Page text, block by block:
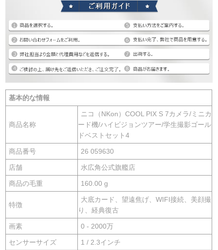
基本的な情報
商品名称
ニコ（NKon）COOL PIX S 7カメラ/ミニカ
ード機/ハイビジョンツアー/学生撮影ゴール
ドベストセット4
商品番号 26 059630
店舗 水広角公式旗艦店
商品の毛重 160.00 g
特徴
大底カード、望遠焦げ、WIFI接続、美顔撮
り、経典復古
画素 0 - 2000万
センサーサイズ 1 / 2.3インチ